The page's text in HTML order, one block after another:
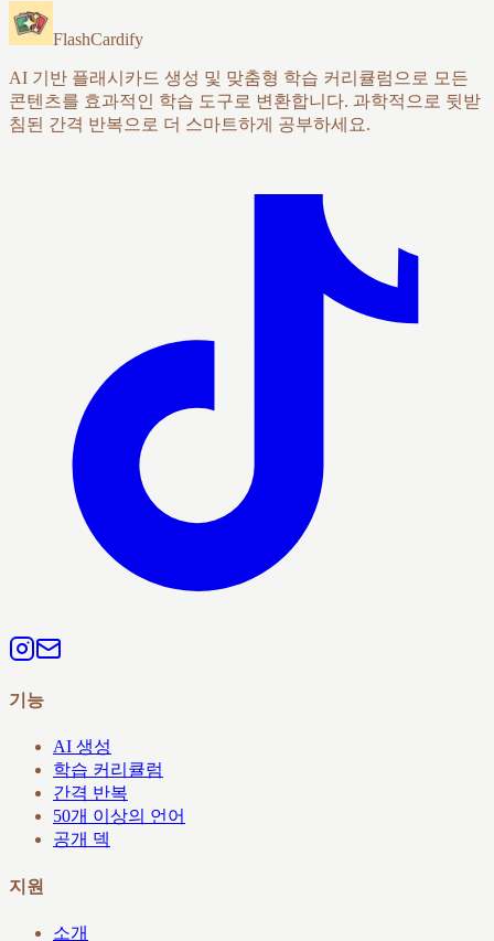
FlashCardify
AI 기반 플래시카드 생성 및 맞춤형 학습 커리큘럼으로 모든
콘텐츠를 효과적인 학습 도구로 변환합니다. 과학적으로 뒷받
침된 간격 반복으로 더 스마트하게 공부하세요.
기능
AI 생성
학습 커리큘럼
간격 반복
50개 이상의 언어
공개 덱
지원
소개